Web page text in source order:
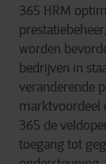
365 HRM
worden
bedrijven in
veranderende
marktvoordeel
365 de
toegang tot